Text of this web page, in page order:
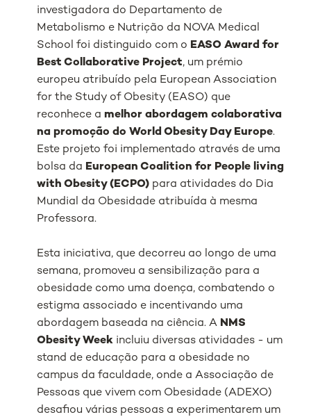
investigadora do Departamento de
Metabolismo e Nutrição da NOVA Medical
School foi distinguido com o EASO Award for
Best Collaborative Project, um prémio
europeu atribuído pela European Association
for the Study of Obesity (EASO) que
reconhece amelhor abordagem colaborativa
na promoção do World Obesity Day Europe.
Este projeto foi implementado através de uma
bolsa da European Coalition for People living
with Obesity (ECPO) para atividades do Dia
Mundial da Obesidade atribuída à mesma
Professora.
Esta iniciativa, que decorreu ao longo de uma
semana, promoveu a sensibilização para a
obesidade como uma doença, combatendo o
estigma associado e incentivando uma
abordagem baseada na ciência. A NMS
Obesity Week incluiu diversas atividades - um
stand de educação para a obesidade no
campus da faculdade, onde a Associação de
Pessoas que vivem com Obesidade (ADEXO)
desafiou várias pessoas a experimentarem um